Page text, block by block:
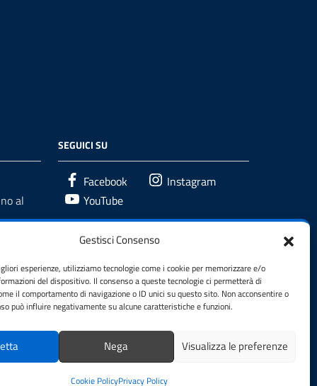
Gestisci Consenso
esperienze, utilizziamo tecnologie come i cookie per memorizzare e/o
del dispositivo. Il consenso a queste tecnologie ci permetterà di
il comportamento di navigazione o ID unici su questo sito. Non acconsentire o
può influire negativamente su alcune caratteristiche e funzioni.
Nega Visualizza le preferenze
Cookie PolicyPrivacy Policy
al
SEGUICI SU
Facebook
Instagram
YouTube